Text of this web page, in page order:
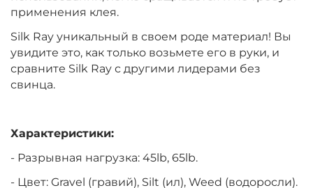
Тест:
45.00 lb
применения клея.
Silk Ray уникальный в своем роде материал! Вы
увидите это, как только возьмете его в руки, и
сравните Silk Ray с другими лидерами без
свинца.
Характеристики:
- Разрывная нагрузка: 45lb, 65lb.
- Цвет: Gravel (гравий), Silt (ил), Weed (водоросли).